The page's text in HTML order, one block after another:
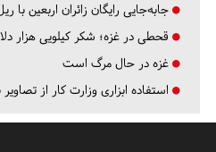
جابه‌جایی رایگان زائران اربعین
قحطی در غزه؛ شکر کیلویی هزار
غزه در حال مرگ است
استفاده ابزاری وزارت کار از